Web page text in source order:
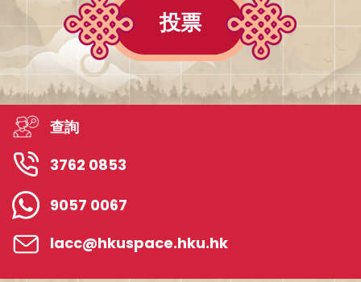
投票
查詢
3762 0853
9057 0067
lacc@hkuspace.hku.hk